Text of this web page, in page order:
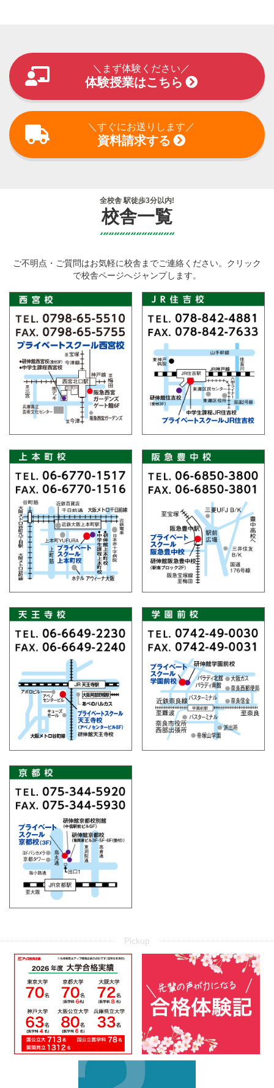
＼まず体験ください／
体験授業はこちら
＼すぐにお送りします／
資料請求する
全校舎 駅徒歩3分以内!
校舎一覧
ご不明点・ご質問はお気軽に校舎までご連絡ください。クリック
で校舎ページへジャンプします。
Pickup